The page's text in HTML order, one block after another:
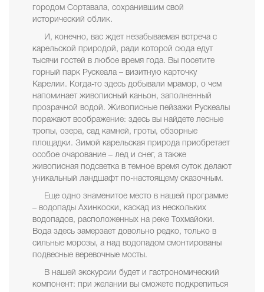
городом Сортавала, сохранившим свой
исторический облик.
И, конечно, вас ждет незабываемая встреча с
карельской природой, ради которой сюда едут
тысячи гостей в любое время года. Вы посетите
горный парк Рускеала – визитную карточку
Карелии. Когда-то здесь добывали мрамор, о чем
напоминает живописный каньон, заполненный
прозрачной водой. Живописные пейзажи Рускеалы
поражают воображение: здесь вы найдете лесные
тропы, озера, сад камней, гроты, обзорные
площадки. Зимой карельская природа приобретает
особое очарование – лед и снег, а также
живописная подсветка в темное время суток делают
уникальный ландшафт по-настоящему сказочным.
Еще одно знаменитое место в нашей программе
– водопады Ахинкоски, каскад из нескольких
водопадов, расположенных на реке Тохмайоки.
Вода здесь замерзает довольно редко, только в
сильные морозы, а над водопадом смонтированы
подвесные веревочные мосты.
В нашей экскурсии будет и гастрономический
компонент: при желании вы сможете подкрепиться